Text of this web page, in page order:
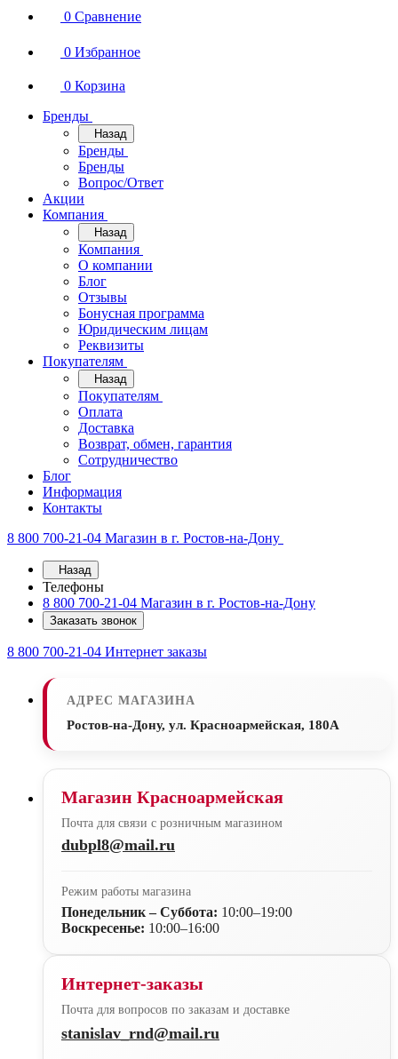
0 Сравнение
0 Избранное
0 Корзина
Бренды
Назад
Бренды
Бренды
Вопрос/Ответ
Акции
Компания
Назад
Компания
О компании
Блог
Отзывы
Бонусная программа
Юридическим лицам
Реквизиты
Покупателям
Назад
Покупателям
Оплата
Доставка
Возврат, обмен, гарантия
Сотрудничество
Блог
Информация
Контакты
8 800 700-21-04 Магазин в г. Ростов-на-Дону
Назад
Телефоны
8 800 700-21-04 Магазин в г. Ростов-на-Дону
Заказать звонок
8 800 700-21-04 Интернет заказы
АДРЕС МАГАЗИНА
Ростов-на-Дону, ул. Красноармейская, 180А
Магазин Красноармейская
Почта для связи с розничным магазином
dubpl8@mail.ru
Режим работы магазина
Понедельник – Суббота: 10:00–19:00
Воскресенье: 10:00–16:00
Интернет-заказы
Почта для вопросов по заказам и доставке
stanislav_rnd@mail.ru